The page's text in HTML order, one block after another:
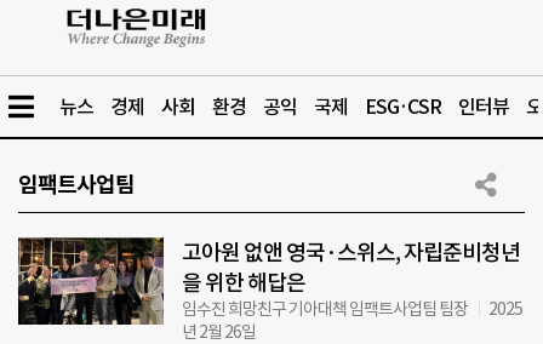
뉴스 경제 사회 환경 공익 국제 ESG·CSR 인터뷰
임팩트사업팀
고아원 없앤 영국·스위스, 자립준비청년
을 위한 해답은
임수진 희망친구 기아대책 임팩트사업팀 팀장
2025
년 2월 26일